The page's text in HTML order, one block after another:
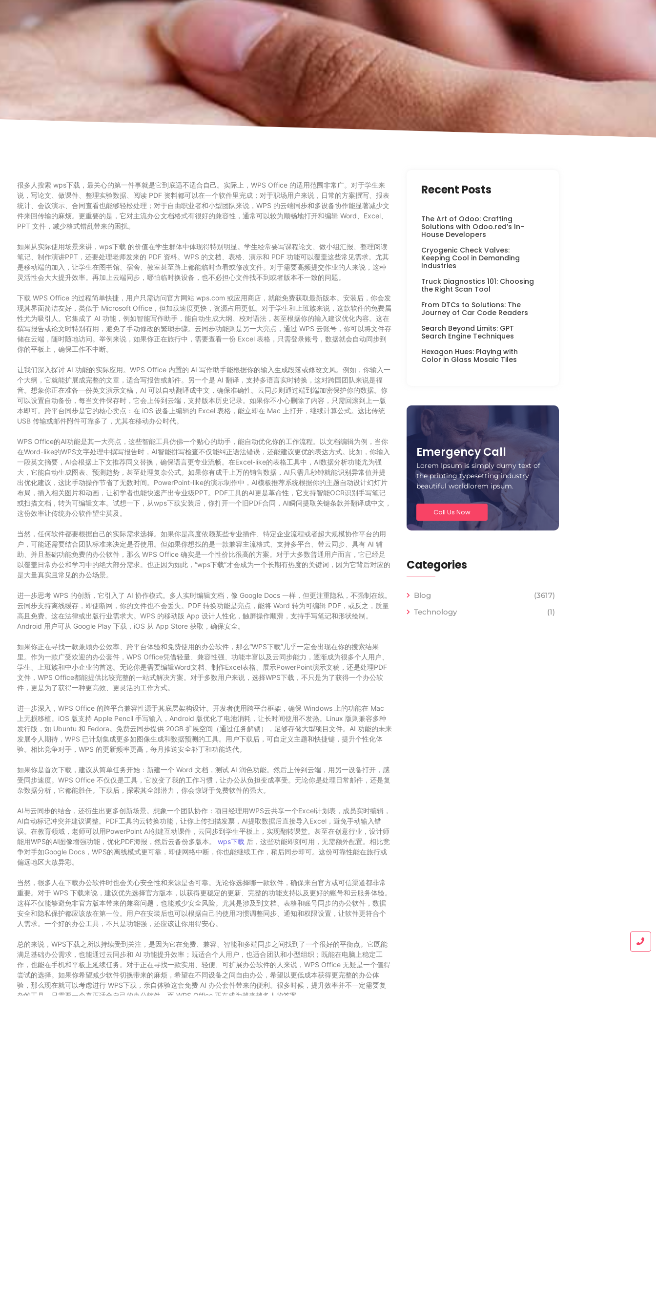
很多人搜索 wps下载，最关心的第一件事就是它到底适不适合自己。实际上，WPS Office 的适用范围非常广。对于学生来
说，写论文、做课件、整理实验数据、阅读 PDF 资料都可以在一个软件里完成；对于职场用户来说，日常的方案撰写、报表
统计、会议演示、合同查看也能够轻松处理；对于自由职业者和小型团队来说，WPS 的云端同步和多设备协作能显著减少文
件来回传输的麻烦。更重要的是，它对主流办公文档格式有很好的兼容性，通常可以较为顺畅地打开和编辑 Word、Excel、
PPT 文件，减少格式错乱带来的困扰。
如果从实际使用场景来讲，wps下载 的价值在学生群体中体现得特别明显。学生经常要写课程论文、做小组汇报、整理阅读
笔记、制作演讲PPT，还要处理老师发来的 PDF 资料。WPS 的文档、表格、演示和 PDF 功能可以覆盖这些常见需求。尤其
是移动端的加入，让学生在图书馆、宿舍、教室甚至路上都能临时查看或修改文件。对于需要高频提交作业的人来说，这种
灵活性会大大提升效率。再加上云端同步，哪怕临时换设备，也不必担心文件找不到或者版本不一致的问题。
下载 WPS Office 的过程简单快捷，用户只需访问官方网站 wps.com 或应用商店，就能免费获取最新版本。安装后，你会发
现其界面简洁友好，类似于 Microsoft Office，但加载速度更快，资源占用更低。对于学生和上班族来说，这款软件的免费属
性尤为吸引人。它集成了 AI 功能，例如智能写作助手，能自动生成大纲、校对语法，甚至根据你的输入建议优化内容。这在
撰写报告或论文时特别有用，避免了手动修改的繁琐步骤。云同步功能则是另一大亮点，通过 WPS 云账号，你可以将文件存
储在云端，随时随地访问。举例来说，如果你正在旅行中，需要查看一份 Excel 表格，只需登录账号，数据就会自动同步到
你的平板上，确保工作不中断。
让我们深入探讨 AI 功能的实际应用。WPS Office 内置的 AI 写作助手能根据你的输入生成段落或修改文风。例如，你输入一
个大纲，它就能扩展成完整的文章，适合写报告或邮件。另一个是 AI 翻译，支持多语言实时转换，这对跨国团队来说是福
音。想象你正在准备一份英文演示文稿，AI 可以自动翻译成中文，确保准确性。云同步则通过端到端加密保护你的数据。你
可以设置自动备份，每当文件保存时，它会上传到云端，支持版本历史记录。如果你不小心删除了内容，只需回滚到上一版
本即可。跨平台同步是它的核心卖点：在 iOS 设备上编辑的 Excel 表格，能立即在 Mac 上打开，继续计算公式。这比传统
USB 传输或邮件附件可靠多了，尤其在移动办公时代。
WPS Office的AI功能是其一大亮点，这些智能工具仿佛一个贴心的助手，能自动优化你的工作流程。以文档编辑为例，当你
在Word-like的WPS文字处理中撰写报告时，AI智能拼写检查不仅能纠正语法错误，还能建议更优的表达方式。比如，你输入
一段英文摘要，AI会根据上下文推荐同义替换，确保语言更专业流畅。在Excel-like的表格工具中，AI数据分析功能尤为强
大，它能自动生成图表、预测趋势，甚至处理复杂公式。如果你有成千上万的销售数据，AI只需几秒钟就能识别异常值并提
出优化建议，这比手动操作节省了无数时间。PowerPoint-like的演示制作中，AI模板推荐系统根据你的主题自动设计幻灯片
布局，插入相关图片和动画，让初学者也能快速产出专业级PPT。PDF工具的AI更是革命性，它支持智能OCR识别手写笔记
或扫描文档，转为可编辑文本。试想一下，从wps下载安装后，你打开一个旧PDF合同，AI瞬间提取关键条款并翻译成中文，
这份效率让传统办公软件望尘莫及。
当然，任何软件都要根据自己的实际需求选择。如果你是高度依赖某些专业插件、特定企业流程或者超大规模协作平台的用
户，可能还需要结合团队标准来决定是否使用。但如果你想找的是一款兼容主流格式、支持多平台、带云同步、具有 AI 辅
助、并且基础功能免费的办公软件，那么 WPS Office 确实是一个性价比很高的方案。对于大多数普通用户而言，它已经足
以覆盖日常办公和学习中的绝大部分需求。也正因为如此，“wps下载”才会成为一个长期有热度的关键词，因为它背后对应的
是大量真实且常见的办公场景。
进一步思考 WPS 的创新，它引入了 AI 协作模式。多人实时编辑文档，像 Google Docs 一样，但更注重隐私，不强制在线。
云同步支持离线缓存，即使断网，你的文件也不会丢失。PDF 转换功能是亮点，能将 Word 转为可编辑 PDF，或反之，质量
高且免费。这在法律或出版行业需求大。WPS 的移动版 App 设计人性化，触屏操作顺滑，支持手写笔记和形状绘制。
Android 用户可从 Google Play 下载，iOS 从 App Store 获取，确保安全。
如果你正在寻找一款兼顾办公效率、跨平台体验和免费使用的办公软件，那么“WPS下载”几乎一定会出现在你的搜索结果
里。作为一款广受欢迎的办公套件，WPS Office凭借轻量、兼容性强、功能丰富以及云同步能力，逐渐成为很多个人用户、
学生、上班族和中小企业的首选。无论你是需要编辑Word文档、制作Excel表格、展示PowerPoint演示文稿，还是处理PDF
文件，WPS Office都能提供比较完整的一站式解决方案。对于多数用户来说，选择WPS下载，不只是为了获得一个办公软
件，更是为了获得一种更高效、更灵活的工作方式。
进一步深入，WPS Office 的跨平台兼容性源于其底层架构设计。开发者使用跨平台框架，确保 Windows 上的功能在 Mac
上无损移植。iOS 版支持 Apple Pencil 手写输入，Android 版优化了电池消耗，让长时间使用不发热。Linux 版则兼容多种
发行版，如 Ubuntu 和 Fedora。免费云同步提供 20GB 扩展空间（通过任务解锁），足够存储大型项目文件。AI 功能的未来
发展令人期待，WPS 已计划集成更多如图像生成和数据预测的工具。用户下载后，可自定义主题和快捷键，提升个性化体
验。相比竞争对手，WPS 的更新频率更高，每月推送安全补丁和功能迭代。
如果你是首次下载，建议从简单任务开始：新建一个 Word 文档，测试 AI 润色功能。然后上传到云端，用另一设备打开，感
受同步速度。WPS Office 不仅仅是工具，它改变了我的工作习惯，让办公从负担变成享受。无论你是处理日常邮件，还是复
杂数据分析，它都能胜任。下载后，探索其全部潜力，你会惊讶于免费软件的强大。
AI与云同步的结合，还衍生出更多创新场景。想象一个团队协作：项目经理用WPS云共享一个Excel计划表，成员实时编辑，
AI自动标记冲突并建议调整。PDF工具的云转换功能，让你上传扫描发票，AI提取数据后直接导入Excel，避免手动输入错
误。在教育领域，老师可以用PowerPoint AI创建互动课件，云同步到学生平板上，实现翻转课堂。甚至在创意行业，设计师
能用WPS的AI图像增强功能，优化PDF海报，然后云备份多版本。 wps下载 后，这些功能即刻可用，无需额外配置。相比竞
争对手如Google Docs，WPS的离线模式更可靠，即使网络中断，你也能继续工作，稍后同步即可。这份可靠性能在旅行或
偏远地区大放异彩。
当然，很多人在下载办公软件时也会关心安全性和来源是否可靠。无论你选择哪一款软件，确保来自官方或可信渠道都非常
重要。对于 WPS 下载来说，建议优先选择官方版本，以获得更稳定的更新、完整的功能支持以及更好的账号和云服务体验。
这样不仅能够避免非官方版本带来的兼容问题，也能减少安全风险。尤其是涉及到文档、表格和账号同步的办公软件，数据
安全和隐私保护都应该放在第一位。用户在安装后也可以根据自己的使用习惯调整同步、通知和权限设置，让软件更符合个
人需求。一个好的办公工具，不只是功能强，还应该让你用得安心。
总的来说，WPS下载之所以持续受到关注，是因为它在免费、兼容、智能和多端同步之间找到了一个很好的平衡点。它既能
满足基础办公需求，也能通过云同步和 AI 功能提升效率；既适合个人用户，也适合团队和小型组织；既能在电脑上稳定工
作，也能在手机和平板上延续任务。对于正在寻找一款实用、轻便、可扩展办公软件的人来说，WPS Office 无疑是一个值得
尝试的选择。如果你希望减少软件切换带来的麻烦，希望在不同设备之间自由办公，希望以更低成本获得更完整的办公体
验，那么现在就可以考虑进行 WPS下载，亲自体验这套免费 AI 办公套件带来的便利。很多时候，提升效率并不一定需要复
杂的工具，只需要一个真正适合自己的办公软件，而 WPS Office 正在成为越来越多人的答案。
Recent Posts
The Art of Odoo: Crafting
Solutions with Odoo.red’s In-
House Developers
Cryogenic Check Valves:
Keeping Cool in Demanding
Industries
Truck Diagnostics 101: Choosing
the Right Scan Tool
From DTCs to Solutions: The
Journey of Car Code Readers
Search Beyond Limits: GPT
Search Engine Techniques
Hexagon Hues: Playing with
Color in Glass Mosaic Tiles
Emergency Call
Lorem Ipsum is simply dumy text of
the printing typesetting industry
beautiful worldlorem ipsum.
Call Us Now
Categories
Blog
(3617)
Technology
(1)